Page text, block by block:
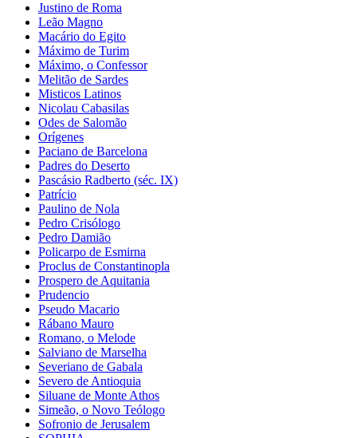
Justino de Roma
Leão Magno
Macário do Egito
Máximo de Turim
Máximo, o Confessor
Melitão de Sardes
Misticos Latinos
Nicolau Cabasilas
Odes de Salomão
Orígenes
Paciano de Barcelona
Padres do Deserto
Pascásio Radberto (séc. IX)
Patrício
Paulino de Nola
Pedro Crisólogo
Pedro Damião
Policarpo de Esmirna
Proclus de Constantinopla
Prospero de Aquitania
Prudencio
Pseudo Macario
Rábano Mauro
Romano, o Melode
Salviano de Marselha
Severiano de Gabala
Severo de Antioquia
Siluane de Monte Athos
Simeão, o Novo Teólogo
Sofronio de Jerusalem